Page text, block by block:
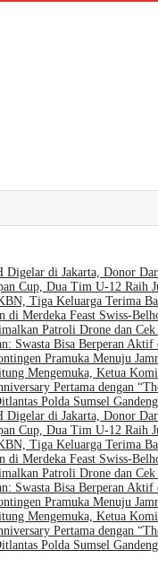
di Jakarta, Donor
Cup, Dua Tim U-12 Raih
Tiga Keluarga Terima
di Merdeka Feast Swiss-
Patroli Drone dan
Swasta Bisa Berperan
Pramuka Menuju
Mengemuka, Ketua
Pertama dengan
Polda Sumsel
di Jakarta, Donor
Cup, Dua Tim U-12 Raih
Tiga Keluarga Terima
di Merdeka Feast Swiss-
Patroli Drone dan
Swasta Bisa Berperan
Pramuka Menuju
Mengemuka, Ketua
Pertama dengan
Polda Sumsel